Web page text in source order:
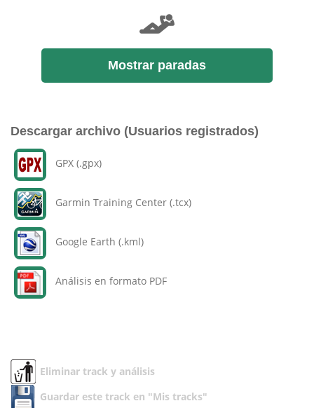
Mostrar paradas
Descargar archivo (Usuarios registrados)
GPX (.gpx)
Garmin Training Center (.tcx)
Google Earth (.kml)
Análisis en formato PDF
Eliminar track y análisis
Guardar este track en "Mis tracks"